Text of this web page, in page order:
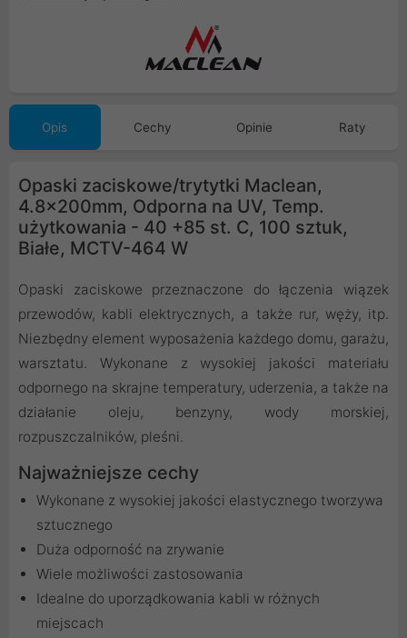
Opis Cechy Opinie Raty
Opaski zaciskowe/trytytki Maclean,
4.8x200mm, Odporna na UV, Temp.
użytkowania - 40 +85 st. C, 100 sztuk,
Białe, MCTV-464 W
Opaski zaciskowe przeznaczone do łączenia wiązek
przewodów, kabli elektrycznych, a także rur, węży, itp.
Niezbędny element wyposażenia każdego domu, garażu,
warsztatu. Wykonane z wysokiej jakości materiału
odpornego na skrajne temperatury, uderzenia, a także na
działanie oleju, benzyny, wody morskiej,
rozpuszczalników, pleśni.
Najważniejsze cechy
Wykonane z wysokiej jakości elastycznego tworzywa
sztucznego
Duża odporność na zrywanie
Wiele możliwości zastosowania
Idealne do uporządkowania kabli w różnych
miejscach